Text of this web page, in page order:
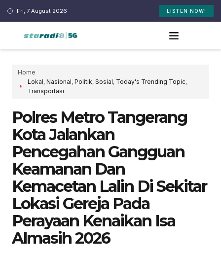
Fri, 7 August 2026 LISTEN NOW!
Home
Lokal, Nasional, Politik, Sosial, Today's Trending Topic,
Transportasi
Polres Metro Tangerang
Kota Jalankan
Pencegahan Gangguan
Keamanan Dan
Kemacetan Lalin Di Sekitar
Lokasi Gereja Pada
Perayaan Kenaikan Isa
Almasih 2026